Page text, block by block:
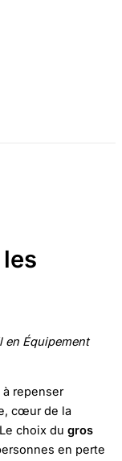
en Équipement
repenser
cœur de la
choix du gros
en perte